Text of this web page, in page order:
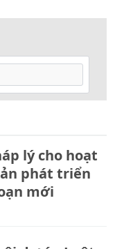
lý cho hoạt
phát triển
mới